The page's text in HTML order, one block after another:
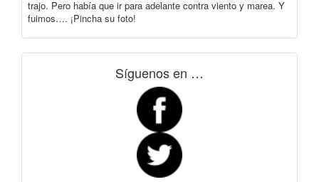
trajo. Pero había que ir para adelante contra viento y marea. Y
fuimos…. ¡Pincha su foto!
Síguenos en …